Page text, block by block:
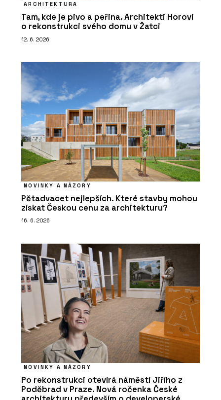
ARCHITEKTURA
Tam, kde je pivo a peřina. Architekti Horovi
o rekonstrukci svého domu v Žatci
12. 6. 2026
NOVINKY A NÁZORY
Pětadvacet nejlepších. Které stavby mohou
získat Českou cenu za architekturu?
16. 6. 2026
NOVINKY A NÁZORY
Po rekonstrukci otevírá náměstí Jiřího z
Poděbrad v Praze. Nová ročenka České